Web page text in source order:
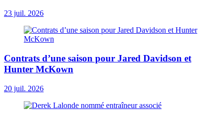
23 juil. 2026
Contrats d’une saison pour Jared Davidson et
Hunter McKown
20 juil. 2026